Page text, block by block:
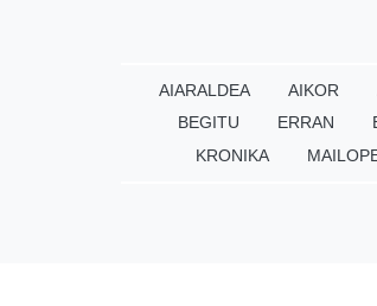
AIARALDEA AIKOR
BEGITU
ERRAN
KRONIKA